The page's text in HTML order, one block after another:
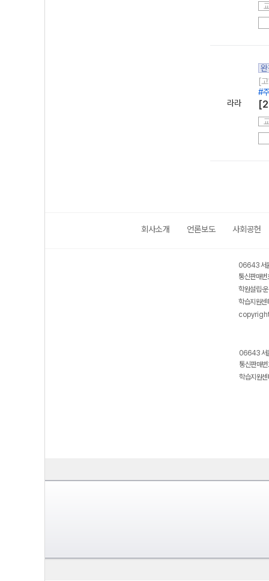
라라
[
#
회사소개 언론보도 사회공헌
06643 서
통신판매
학원설립·
학습지원
06643 서
통신판매
학습지원